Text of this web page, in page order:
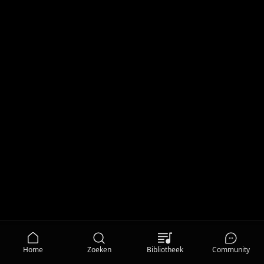
Home Zoeken Bibliotheek Community